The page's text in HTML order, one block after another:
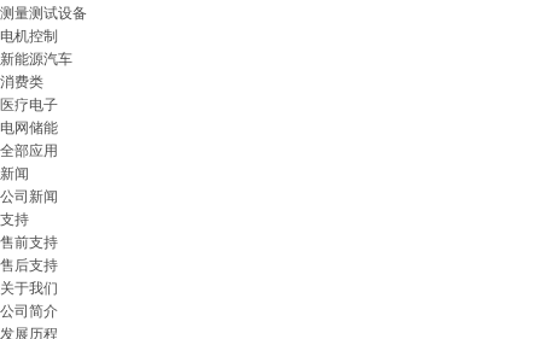
测量测试设备
电机控制
新能源汽车
消费类
医疗电子
电网储能
全部应用
新闻
公司新闻
支持
售前支持
售后支持
关于我们
公司简介
发展历程